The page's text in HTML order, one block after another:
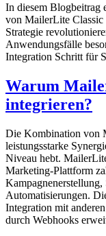
In diesem Blogbeitrag
von MailerLite
Strategie
Anwendungsfälle
Integration Schritt für
Warum
integrieren?
Die Kombination von
leistungsstarke
Niveau hebt.
Marketing-Plattform
Kampagnenerstellung,
Automatisierungen.
Integration mit
durch Webhooks